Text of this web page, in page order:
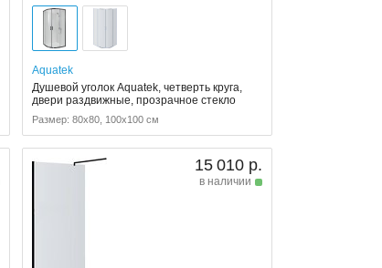
Aquatek
Душевой уголок Aquatek, четверть круга,
двери раздвижные, прозрачное стекло
Размер: 80x80, 100x100 см
15 010 р.
в наличии